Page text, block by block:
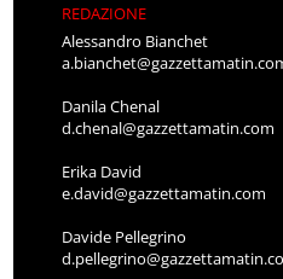
REDAZIONE
Alessandro Bianchet
Danila Chenal
d.chenal@gazzettamatin.com
Erika David
e.david@gazzettamatin.com
Davide Pellegrino